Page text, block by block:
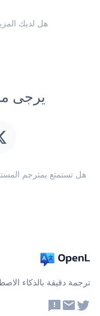
هل لديك
يرجى
هل تستمتع بمترجم
ترجمة دقيقة بالذكاء